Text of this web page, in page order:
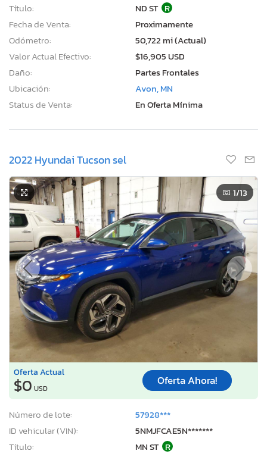
Título:
ND ST R
Fecha de Venta:
Proximamente
Odómetro:
50,722 mi (Actual)
Valor Actual Efectivo:
$16,905 USD
Daño:
Partes Frontales
Ubicación:
Avon, MN
Status de Venta:
En Oferta Mínima
2022 Hyundai Tucson sel
1/13
Oferta Actual
$0 USD
Oferta Ahora!
Número de lote:
57928***
ID vehicular (VIN):
5NMJFCAE5N*******
Título:
MN ST R